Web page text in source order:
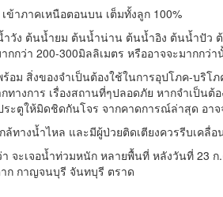
ข้าภาคเหนือตอนบน เต็มทั้งลูก 100%
วัง ต้นน้ำยม ต้นน้ำน่าน ต้นน้ำอิง ต้นน้ำปัว
กกว่า 200-300มิลลิเมตร หรืออาจจะมากกว่
ร้อม สิ่งของจำเป็นต้องใช้ในการอุปโภค-บริ
ทางการ เรื่องสถานที่ๆปลอดภัย หากจำเป็น
ะตูให้มิดชิดกันโจร จากคาดการณ์ล่าสุด อา
ล้ทางน้ำไหล และมีผู้ป่วยติดเตียงควรรีบเคลื่
จะเจอน้ำท่วมหนัก หลายพื้นที่ หลังวันที่ 23
ก กาญจนบุรี จันทบุรี ตราด